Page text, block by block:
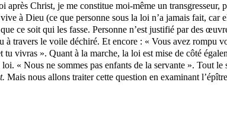
Christ, je me constitue moi-même un transgresseur,
à Dieu (ce que personne sous la loi n’a jamais fait, car
ce soit qui les fasse. Personne n’est justifié par des
travers le voile déchiré. Et encore : « Vous avez rompu
vivras ». Quant à la marche, la loi est mise de côté
« Nous ne sommes pas enfants de la servante ». Tout
Mais nous allons traiter cette question en examinant